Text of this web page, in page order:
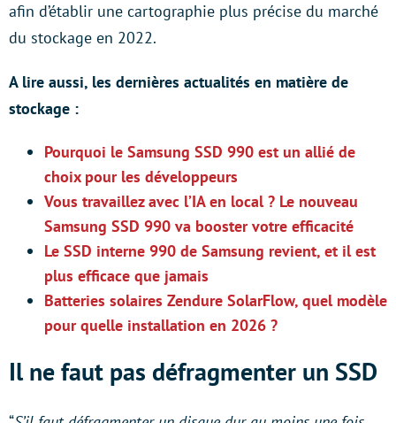
afin d’établir une cartographie plus précise du marché
du stockage en 2022.
A lire aussi, les dernières actualités en matière de
stockage :
Pourquoi le Samsung SSD 990 est un allié de
choix pour les développeurs
Vous travaillez avec l’IA en local ? Le nouveau
Samsung SSD 990 va booster votre efficacité
Le SSD interne 990 de Samsung revient, et il est
plus efficace que jamais
Batteries solaires Zendure SolarFlow, quel modèle
pour quelle installation en 2026 ?
Il ne faut pas défragmenter un SSD